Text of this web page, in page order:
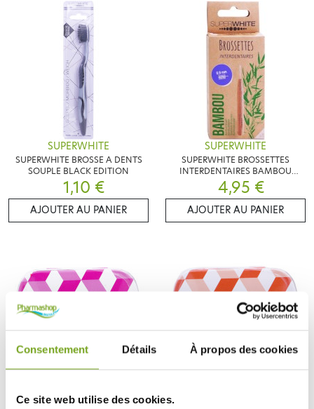
Consentement Détails À propos des cookies
Ce site web utilise des cookies.
SUPERWHITE
SUPERWHITE BROSSE A DENTS
SOUPLE BLACK EDITION
1,10 €
AJOUTER AU PANIER
SUPERWHITE
SUPERWHITE BROSSETTES
INTERDENTAIRES BAMBOU
0.9MM
4,95 €
AJOUTER AU PANIER
SUPERWHITE